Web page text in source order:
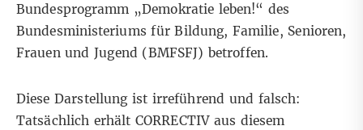
Bundesprogramm „Demokratie leben!“ des
Bundesministeriums für Bildung, Familie, Senioren,
Frauen und Jugend (BMFSFJ) betroffen.
Diese Darstellung ist irreführend und falsch:
Tatsächlich erhält CORRECTIV aus diesem